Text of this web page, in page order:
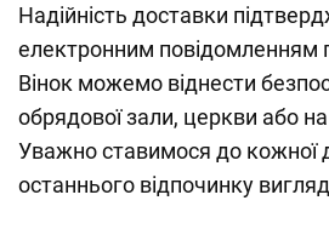
Надійність доставки
електронним повідомленням
Вінок можемо віднести
обрядової зали, церкви або
Уважно ставимося до кожної
останнього відпочинку